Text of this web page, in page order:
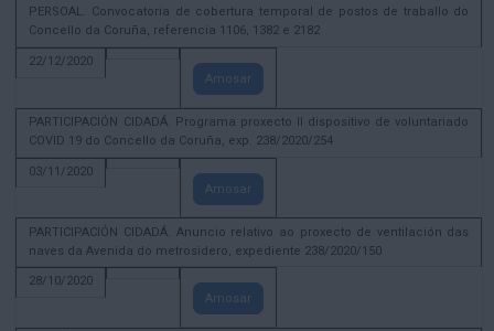
PERSOAL. Convocatoria de cobertura temporal de postos de traballo do
Concello da Coruña, referencia 1106, 1382 e 2182
22/12/2020
Amosar
PARTICIPACIÓN CIDADÁ. Programa proxecto II dispositivo de voluntariado
COVID 19 do Concello da Coruña, exp. 238/2020/254
03/11/2020
Amosar
PARTICIPACIÓN CIDADÁ. Anuncio relativo ao proxecto de ventilación das
naves da Avenida do metrosidero, expediente 238/2020/150
28/10/2020
Amosar